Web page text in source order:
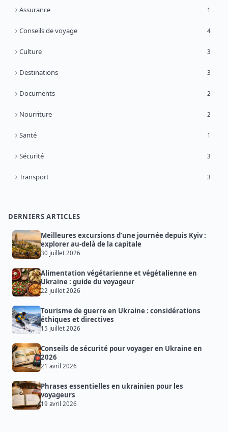
Assurance 1
Conseils de voyage 4
Culture 3
Destinations 3
Documents 2
Nourriture 2
Santé 1
Sécurité 3
Transport 3
DERNIERS ARTICLES
Meilleures excursions d’une journée depuis Kyiv :
explorer au-delà de la capitale
30 juillet 2026
Alimentation végétarienne et végétalienne en
Ukraine : guide du voyageur
22 juillet 2026
Tourisme de guerre en Ukraine : considérations
éthiques et directives
15 juillet 2026
Conseils de sécurité pour voyager en Ukraine en
2026
21 avril 2026
Phrases essentielles en ukrainien pour les
voyageurs
19 avril 2026